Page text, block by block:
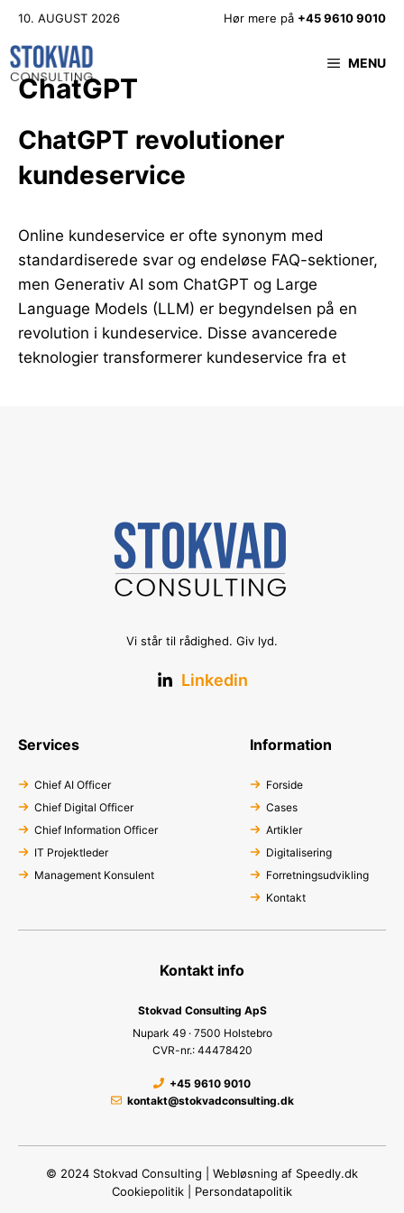
Hop
indhold
10. AUGUST 2026 Hør mere på +45 9610 9010
MENU
ChatGPT
ChatGPT revolutioner
kundeservice
Online kundeservice er ofte synonym med
standardiserede svar og endeløse FAQ-sektioner,
men Generativ AI som ChatGPT og Large
Language Models (LLM) er begyndelsen på en
revolution i kundeservice. Disse avancerede
teknologier transformerer kundeservice fra et
Vi står til rådighed. Giv lyd.
Linkedin
Services
Chief AI Officer
Chief Digital Officer
Chief Information Officer
IT Projektleder
Management Konsulent
Information
Forside
Cases
Artikler
Digitalisering
Forretningsudvikling
Kontakt
Kontakt info
Stokvad Consulting ApS
Nupark 49 · 7500 Holstebro
CVR-nr.: 44478420
+45 9610 9010
kontakt@stokvadconsulting.dk
© 2024 Stokvad Consulting | Webløsning af Speedly.dk
Cookiepolitik
Persondatapolitik